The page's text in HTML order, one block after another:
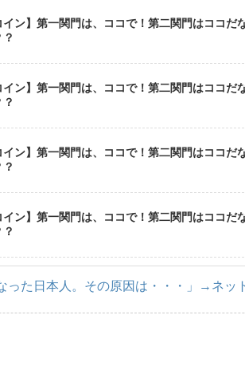
イン】第一関門は、ココで！第二関門はココ
イン】第一関門は、ココで！第二関門はココ
イン】第一関門は、ココで！第二関門はココ
イン】第一関門は、ココで！第二関門はココ
った日本人。その原因は・・・」→ネッ